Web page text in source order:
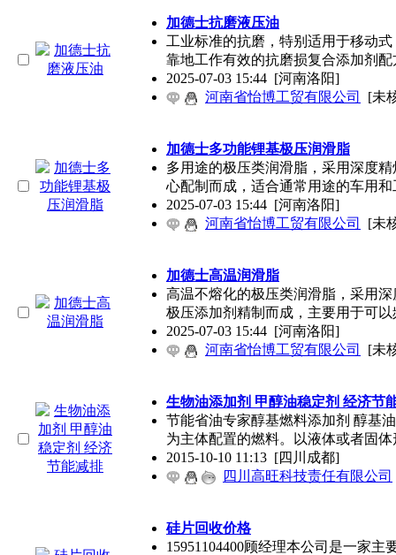
加德士抗磨液压油
工业标准的抗磨，特别适用于移动
靠地工作有效的抗磨损复合添加剂配
2025-07-03 15:44 [河南洛阳]
河南省怡博工贸有限公司
[未
加德士多功能锂基极压润滑脂
多用途的极压类润滑脂，采用深度
心配制而成，适合通常用途的车用和
2025-07-03 15:44 [河南洛阳]
河南省怡博工贸有限公司
[未
加德士高温润滑脂
高温不熔化的极压类润滑脂，采用
极压添加剂精制而成，主要用于可以
2025-07-03 15:44 [河南洛阳]
河南省怡博工贸有限公司
[未
生物油添加剂 甲醇油稳定剂 经济节
节能省油专家醇基燃料添加剂 醇基
为主体配置的燃料。以液体或者固体
2015-10-10 11:13 [四川成都]
四川高旺科技责任有限公司
硅片回收价格
15951104400顾经理本公司是一家